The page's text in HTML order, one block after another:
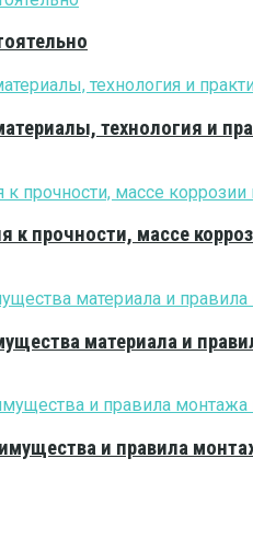
технология и
прочности, массе
материала и
и правила